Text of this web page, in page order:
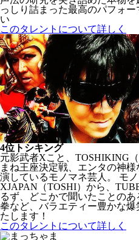
っしり詰まった最高のパフォ
い
このタレントについて詳しく
4位 トシキング
元影武者Xこと、TOSHIKING
まね王座決定戦、エンタの神
演しているモノマネ芸人。 モ
XJAPAN（TOSHI）から、
るず、どこかで聞いたことの
拳など、バラエティー豊かな
たします！
このタレントについて詳しく